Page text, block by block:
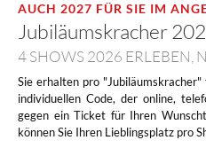
AUCH 2027 FÜR SIE IM
Jubiläumskracher
4 SHOWS 2026 ERLEBEN,
Sie erhalten pro
individuellen Code, der online,
gegen ein Ticket für Ihren
können Sie Ihren Lieblingsplatz pro